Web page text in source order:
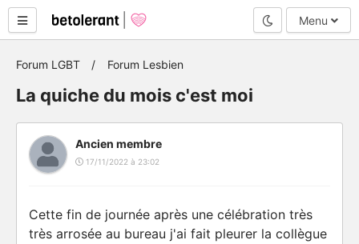
Mode nuit
Menu
Forum LGBT Forum Lesbien
La quiche du mois c'est moi
Ancien membre
17/11/2022 à 23:02
Cette fin de journée après une célébration très
très arrosée au bureau j'ai fait pleurer la collègue